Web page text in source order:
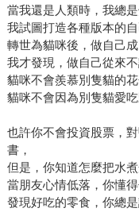
當我還是人類時，我總是
我試圖打造各種版本的
轉世為貓咪後，做自己成
我才發現，做自己從來
貓咪不會羨慕別隻貓的
貓咪不會因為別隻貓愛
也許你不會投資股票，
書，
但是，你知道怎麼把水
當朋友心情低落，你懂
發現好吃的零食，你總是